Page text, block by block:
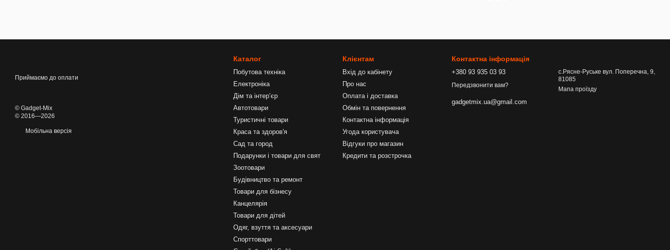
Приймаємо до оплати
© Gadget-Mix
© 2016—2026
Мобільна версія
Каталог
Побутова техніка
Електроніка
Дім та інтерʼєр
Автотовари
Туристичні товари
Краса та здоров'я
Сад та город
Подарунки і товари для свят
Зоотовари
Будівництво та ремонт
Товари для бізнесу
Канцелярія
Товари для дітей
Одяг, взуття та аксесуари
Спорттовари
Клієнтам
Вхід до кабінету
Про нас
Оплата і доставка
Обмін та повернення
Контактна інформація
Угода користувача
Відгуки про магазин
Кредити та розстрочка
Контактна інформація
+380 93 935 03 93
Передзвонити вам?
gadgetmix.ua@gmail.com
с.Рясне-Руське вул. Поперечна, 9,
81085
Мапа проїзду